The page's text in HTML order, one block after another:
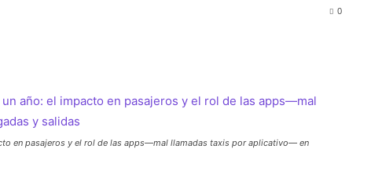
0
en pasajeros y el rol de las apps—mal llamadas taxis por aplicativo— en